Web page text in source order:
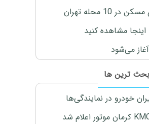
محله تهران
مشاهده کنید
ترین ها